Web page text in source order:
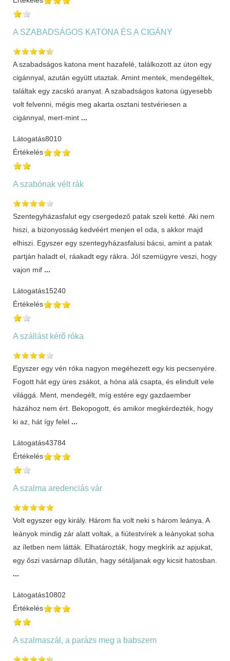
A SZABADSÁGOS KATONA ÉS A CIGÁNY
A szabadságos katona ment hazafelé, találkozott az úton egy
cigánnyal, azután együtt utaztak. Amint mentek, mendegéltek,
találtak egy zacskó aranyat. A szabadságos katona ügyesebb
volt felvenni, mégis meg akarta osztani testvériesen a
cigánnyal, mert-mint ...
Látogatás8010
Értékelés
A szabónak vélt rák
Szentegyházasfalut egy csergedező patak szeli ketté. Aki nem
hiszi, a bizonyosság kedvéért menjen eI oda, s akkor majd
elhiszi. Egyszer egy szentegyházasfalusi bácsi, amint a patak
partján haladt el, ráakadt egy rákra. Jól szemügyre veszi, hogy
vajon mif ...
Látogatás15240
Értékelés
A szállást kérő róka
Egyszer egy vén róka nagyon megéhezett egy kis pecsenyére.
Fogott hát egy üres zsákot, a hóna alá csapta, és elindult vele
világgá. Ment, mendegélt, míg estére egy gazdaember
házához nem ért. Bekopogott, és amikor megkérdezték, hogy
ki az, hát így felel ...
Látogatás43784
Értékelés
A szalma aredenciás vár
Volt egyszer egy király. Három fia volt neki s három leánya. A
leányok mindig zár alatt voltak, a fiútestvírek a leányokat soha
az íletben nem látták. Elhatározták, hogy megkírik az apjukat,
egy őszi vasárnap dílután, hagy sétáljanak egy kicsit hatosban.
...
Látogatás10802
Értékelés
A szalmaszál, a parázs meg a babszem